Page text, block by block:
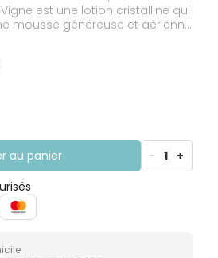
est une lotion cristalline qui
mousse généreuse et aérienne
cocon de douceur.
au panier - 1 +